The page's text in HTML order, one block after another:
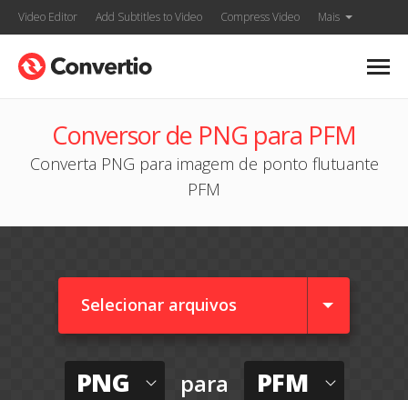
Video Editor Add Subtitles to Video Compress Video Mais
Conversor de PNG para PFM
Converta PNG para imagem de ponto flutuante
PFM
Selecionar arquivos
PNG para PFM